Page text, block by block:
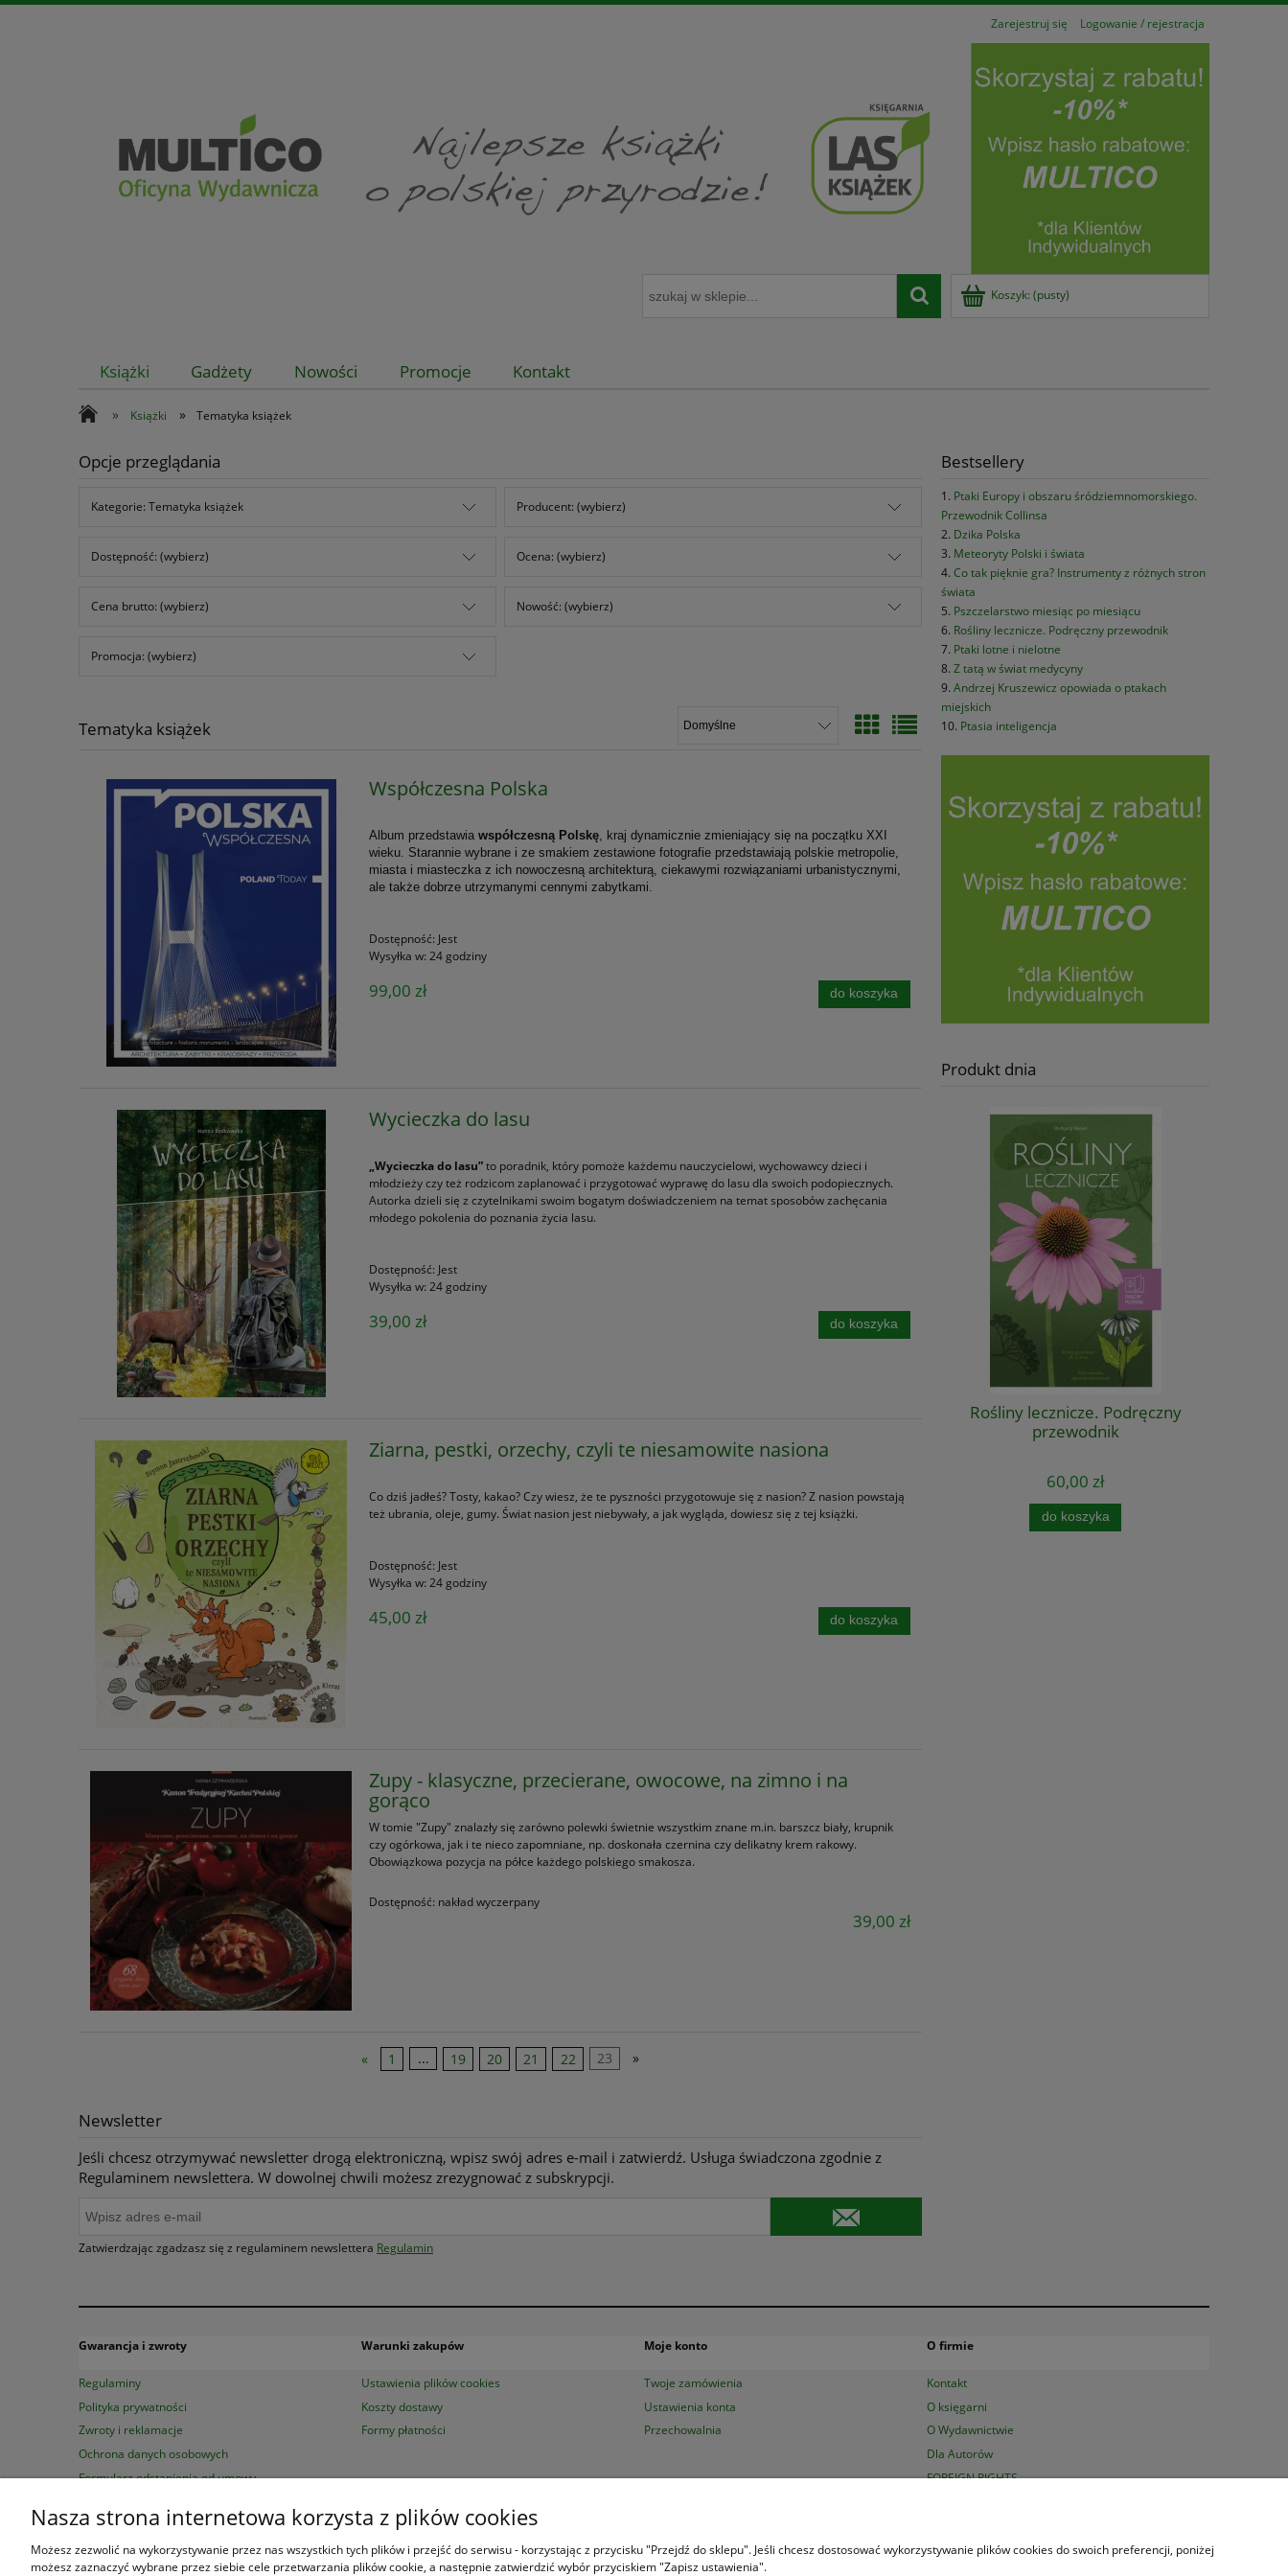
Zarejestruj się Logowanie / rejestracja
Koszyk: (pusty)
Książki Gadżety Nowości Promocje Kontakt
» Książki » Tematyka książek
Opcje przeglądania
Kategorie: Tematyka książek Producent: (wybierz)
Dostępność: (wybierz) Ocena: (wybierz)
Cena brutto: (wybierz) Nowość: (wybierz)
Promocja: (wybierz)
Tematyka książek
Współczesna Polska
Album przedstawiawspółczesną Polskę , kraj dynamicznie zmieniający się na początku XXI
wieku. Starannie wybrane i ze smakiem zestawione fotografie przedstawiają polskie metropolie,
miasta i miasteczka z ich nowoczesną architekturą, ciekawymi rozwiązaniami urbanistycznymi,
ale także dobrze utrzymanymi cennymi zabytkami.
Dostępność: Jest
Wysyłka w: 24 godziny
99,00 zł do koszyka
Wycieczka do lasu
„Wycieczka do lasu”to poradnik, który pomoże każdemu nauczycielowi, wychowawcy dzieci i
młodzieży czy też rodzicom zaplanować i przygotować wyprawę do lasu dla swoich podopiecznych.
Autorka dzieli się z czytelnikami swoim bogatym doświadczeniem na temat sposobów zachęcania
młodego pokolenia do poznania życia lasu.
Dostępność: Jest
Wysyłka w: 24 godziny
39,00 zł do koszyka
Ziarna, pestki, orzechy, czyli te niesamowite nasiona
Co dziś jadłeś? Tosty, kakao? Czy wiesz, że te pyszności przygotowuje się z nasion? Z nasion powstają
też ubrania, oleje, gumy. Świat nasion jest niebywały, a jak wygląda, dowiesz się z tej książki.
Dostępność: Jest
Wysyłka w: 24 godziny
45,00 zł do koszyka
Zupy - klasyczne, przecierane, owocowe, na zimno i na
gorąco
W tomie "Zupy" znalazły się zarówno polewki świetnie wszystkim znane m.in. barszcz biały, krupnik
czy ogórkowa, jak i te nieco zapomniane, np. doskonała czernina czy delikatny krem rakowy.
Obowiązkowa pozycja na półce każdego polskiego smakosza.
Dostępność: nakład wyczerpany
39,00 zł
« 1 ... 19 20 21 22 23 »
Newsletter
Jeśli chcesz otrzymywać newsletter drogą elektroniczną, wpisz swój adres e-mail i zatwierdź. Usługa świadczona zgodnie z
Regulaminem newslettera. W dowolnej chwili możesz zrezygnować z subskrypcji.
Zatwierdzając zgadzasz się z regulaminem newslettera Regulamin
Bestsellery
Ptaki Europy i obszaru śródziemnomorskiego.
Przewodnik Collinsa
Dzika Polska
Meteoryty Polski i świata
Co tak pięknie gra? Instrumenty z różnych stron
świata
Pszczelarstwo miesiąc po miesiącu
Rośliny lecznicze. Podręczny przewodnik
Ptaki lotne i nielotne
Z tatą w świat medycyny
Andrzej Kruszewicz opowiada o ptakach
miejskich
Ptasia inteligencja
Produkt dnia
Rośliny lecznicze. Podręczny
przewodnik
60,00 zł
do koszyka
Gwarancja i zwroty
Regulaminy
Polityka prywatności
Zwroty i reklamacje
Ochrona danych osobowych
Formularz odstąpienia od umowy
Warunki zakupów
Ustawienia plików cookies
Koszty dostawy
Formy płatności
Moje konto
Twoje zamówienia
Ustawienia konta
Przechowalnia
O firmie
Kontakt
O księgarni
O Wydawnictwie
Dla Autorów
FOREIGN RIGHTS
Księgarnia Las Książek www.lasksiazek.pl
Księgarniajest czynna od poniedziałku do piątku w godzinach8:00 - 16:00
Nasza strona internetowa korzysta z plików cookies
Możesz zezwolić na wykorzystywanie przez nas wszystkich tych plików i przejść do serwisu - korzystając z przycisku "Przejdź do sklepu". Jeśli chcesz dostosować wykorzystywanie plików cookies do swoich preferencji, poniżej
możesz zaznaczyć wybrane przez siebie cele przetwarzania plików cookie, a następnie zatwierdzić wybór przyciskiem "Zapisz ustawienia".